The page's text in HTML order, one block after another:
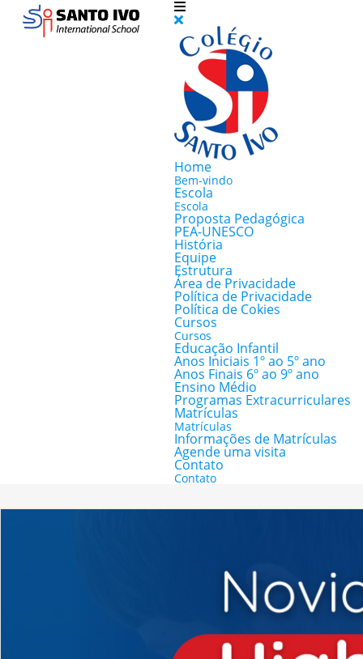
Home
Bem-vindo
Escola
Escola
Proposta Pedagógica
PEA-UNESCO
História
Equipe
Estrutura
Área de Privacidade
Política de Privacidade
Política de Cokies
Cursos
Cursos
Educação Infantil
Anos Iniciais 1º ao 5º ano
Anos Finais 6º ao 9º ano
Ensino Médio
Programas Extracurriculares
Matrículas
Matrículas
Informações de Matrículas
Agende uma visita
Contato
Contato